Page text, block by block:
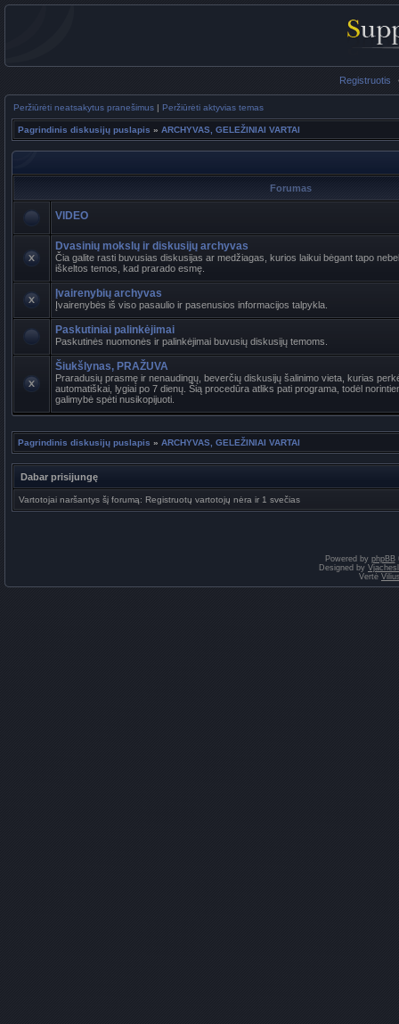
Registruotis
Peržiūrėti neatsakytus pranešimus | Peržiūrėti aktyvias temas
Pagrindinis diskusijų puslapis » ARCHYVAS, GELEŽINIAI VARTAI
Forumas
VIDEO
Dvasinių mokslų ir diskusijų archyvas
Čia galite rasti buvusias diskusijas ar medžiagas, kurios laikui bėgant tapo
iškeltos temos, kad prarado esmę.
Įvairenybių archyvas
Įvairenybės iš viso pasaulio ir pasenusios informacijos talpykla.
Paskutiniai palinkėjimai
Paskutinės nuomonės ir palinkėjimai buvusių diskusijų temoms.
Šiukšlynas, PRAŽUVA
Praradusių prasmę ir nenaudingų, beverčių diskusijų šalinimo vieta, kurias
automatiškai, lygiai po 7 dienų. Šią procedūra atliks pati programa, todėl
galimybė spėti nusikopijuoti.
Pagrindinis diskusijų puslapis » ARCHYVAS, GELEŽINIAI VARTAI
Dabar prisijungę
Vartotojai naršantys šį forumą: Registruotų vartotojų nėra ir 1 svečias
Powered by phpBB
Designed by
Vertė